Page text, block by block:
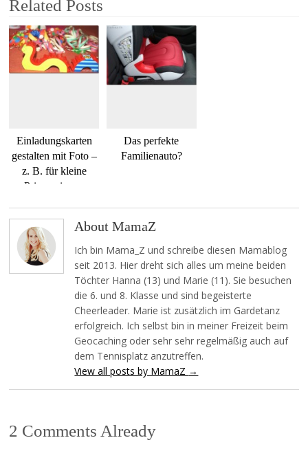
Related Posts
Einladungskarten
gestalten mit Foto –
z. B. für kleine
Prinzessinnen
Das perfekte
Familienauto?
About MamaZ
Ich bin Mama_Z und schreibe diesen Mamablog
seit 2013. Hier dreht sich alles um meine beiden
Töchter Hanna (13) und Marie (11). Sie besuchen
die 6. und 8. Klasse und sind begeisterte
Cheerleader. Marie ist zusätzlich im Gardetanz
erfolgreich. Ich selbst bin in meiner Freizeit beim
Geocaching oder sehr sehr regelmäßig auch auf
dem Tennisplatz anzutreffen.
View all posts by MamaZ →
2 Comments Already